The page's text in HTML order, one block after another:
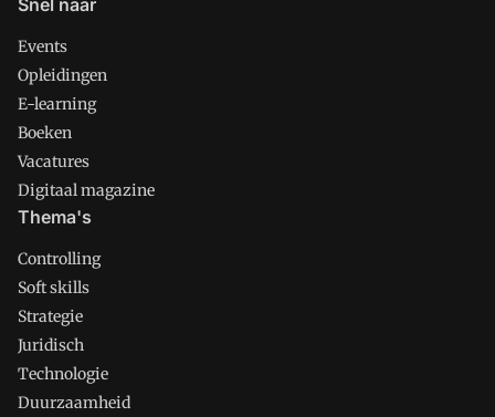
Snel naar
Events
Opleidingen
E-learning
Boeken
Vacatures
Digitaal magazine
Thema's
Controlling
Soft skills
Strategie
Juridisch
Technologie
Duurzaamheid